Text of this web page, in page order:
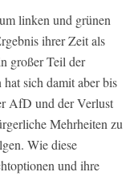
linken und grünen
ihrer Zeit als
großer Teil der
sich damit aber bis
AfD und der Verlust
Mehrheiten zu
Wie diese
und ihre